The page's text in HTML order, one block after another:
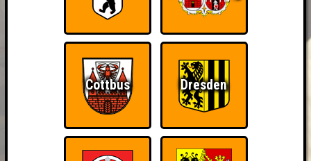
Cottbus Dresden